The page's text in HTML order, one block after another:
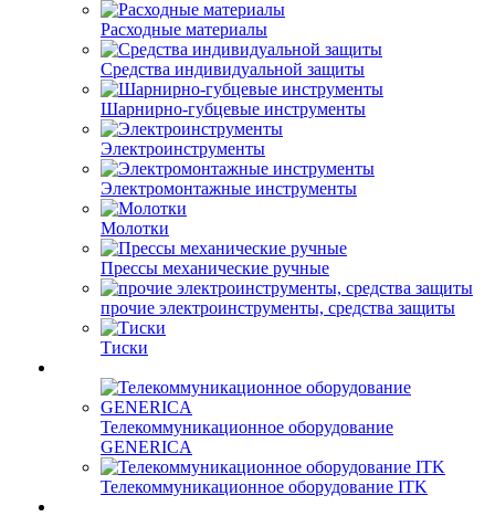
Расходные материалы
Средства индивидуальной защиты
Шарнирно-губцевые инструменты
Электроинструменты
Электромонтажные инструменты
Молотки
Прессы механические ручные
прочие электроинструменты, средства защиты
Тиски
Телекоммуникационное оборудование
GENERICA
Телекоммуникационное оборудование ITK